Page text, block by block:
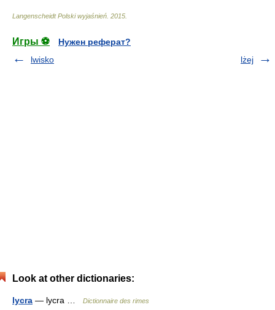
Langenscheidt Polski wyjaśnień 2015
Игры ⚽
Нужен реферат?
lwisko
lżej
Look at other dictionaries:
lycra — lycra … Dictionnaire des rimes